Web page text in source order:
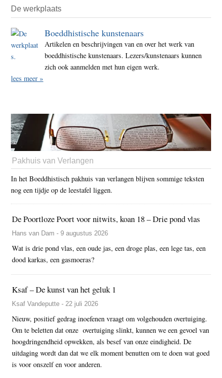
De werkplaats
Boeddhistische kunstenaars
Artikelen en beschrijvingen van en over het werk van
boeddhistische kunstenaars. Lezers/kunstenaars kunnen
zich ook aanmelden met hun eigen werk.
lees meer »
Pakhuis van Verlangen
In het Boeddhistisch pakhuis van verlangen blijven sommige teksten
nog een tijdje op de leestafel liggen.
De Poortloze Poort voor nitwits, koan 18 – Drie pond vlas
Hans van Dam - 9 augustus 2026
Wat is drie pond vlas, een oude jas, een droge plas, een lege tas, een
dood karkas, een gasmoeras?
Ksaf – De kunst van het geluk 1
Ksaf Vandeputte - 22 juli 2026
Nieuw, positief gedrag inoefenen vraagt om volgehouden overtuiging.
Om te beletten dat onze overtuiging slinkt, kunnen we een gevoel van
hoogdringendheid opwekken, als besef van onze eindigheid. De
uitdaging wordt dan dat we elk moment benutten om te doen wat goed
is voor onszelf en voor anderen.